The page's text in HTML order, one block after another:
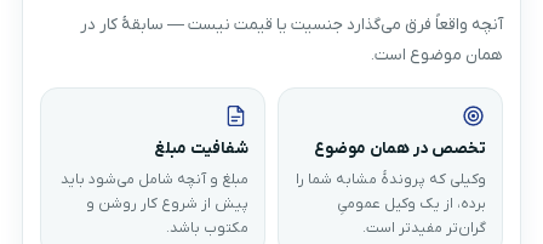
آنچه واقعاً فرق می‌گذارد جنسیت یا قیمت نیست — سابقهٔ کار در
همان موضوع است.
تخصص در همان موضوع
وکیلی که پروندهٔ مشابه شما را
برده، از یک وکیل عمومیِ
گران‌تر مفیدتر است.
شفافیت مبلغ
مبلغ و آنچه شامل می‌شود باید
پیش از شروع کار روشن و
مکتوب باشد.